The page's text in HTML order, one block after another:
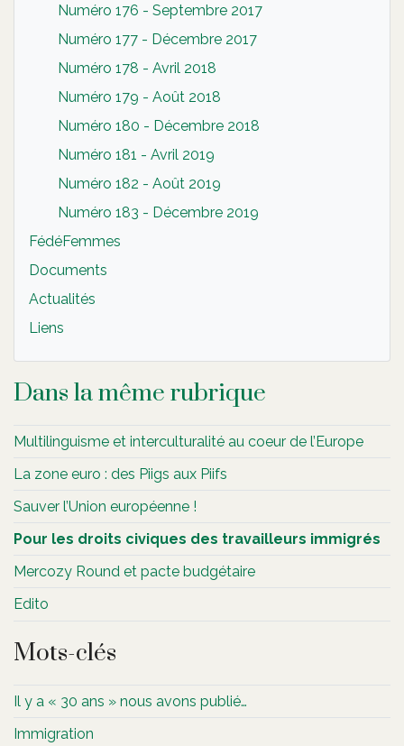
Numéro 176 - Septembre 2017
Numéro 177 - Décembre 2017
Numéro 178 - Avril 2018
Numéro 179 - Août 2018
Numéro 180 - Décembre 2018
Numéro 181 - Avril 2019
Numéro 182 - Août 2019
Numéro 183 - Décembre 2019
FédéFemmes
Documents
Actualités
Liens
Dans la même rubrique
Multilinguisme et interculturalité au coeur de l’Europe
La zone euro : des Piigs aux Piifs
Sauver l’Union européenne !
Pour les droits civiques des travailleurs immigrés
Mercozy Round et pacte budgétaire
Edito
Mots-clés
Il y a « 30 ans » nous avons publié…
Immigration